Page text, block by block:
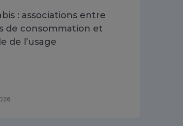
: associations entre
de consommation et
de l’usage